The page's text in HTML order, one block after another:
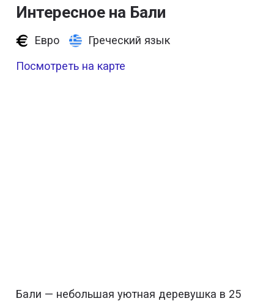
Интересное на Бали
Евро
Греческий язык
Посмотреть на карте
Бали — небольшая уютная деревушка в 25